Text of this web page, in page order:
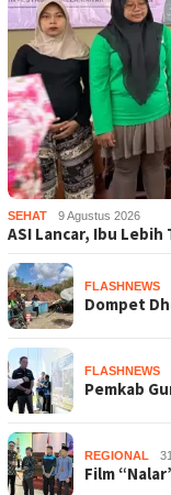
SEHAT 9 Agustus 2026
ASI Lancar, Ibu
FLASHNEWS
Dompet
FLASHNEWS
Pemkab
REGIONAL
Film